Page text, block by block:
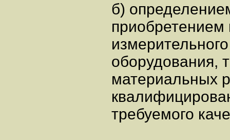
б)
приобретением
оборудования,
материальных
требуемого